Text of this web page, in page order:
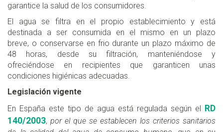
garantice la salud de los consumidores.
El agua se filtra en el propio establecimiento y está
destinada a ser consumida en el mismo en un plazo
breve, o conservarse en frio durante un plazo máximo de
48 horas, desde su filtración, manteniéndose y
ofreciéndose en recipientes que garanticen unas
condiciones higiénicas adecuadas.
Legislación vigente
En España este tipo de agua está regulada según el RD
140/2003, por el que se establecen los criterios sanitarios